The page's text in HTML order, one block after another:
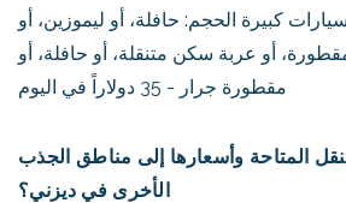
كبيرة الحجم: حافلة، أو ليموزين، أو
أو عربة سكن متنقلة، أو حافلة، أو
مقطورة جرار - 35 دولاراً في اليوم
المتاحة وأسعارها إلى مناطق الجذب
الأخرى في ديزني؟